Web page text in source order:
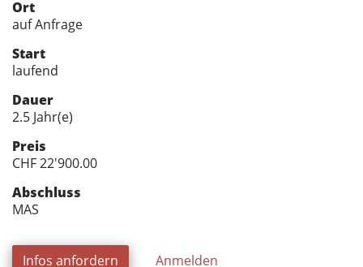
Ort
auf Anfrage
Start
laufend
Dauer
2.5 Jahr(e)
Preis
CHF 22'900.00
Abschluss
MAS
Infos anfordern Anmelden